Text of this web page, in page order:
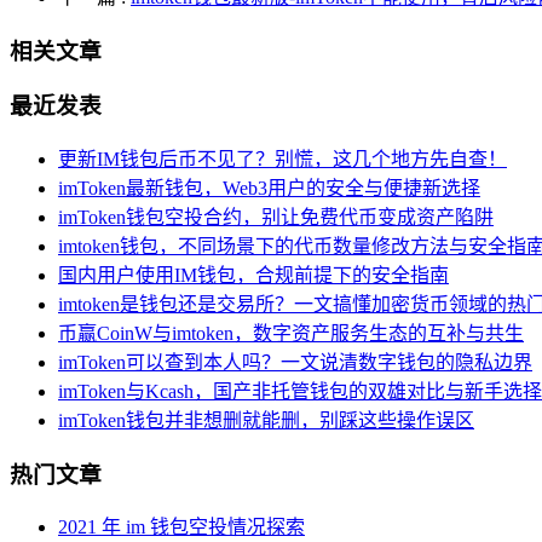
相关文章
最近发表
更新IM钱包后币不见了？别慌，这几个地方先自查！
imToken最新钱包，Web3用户的安全与便捷新选择
imToken钱包空投合约，别让免费代币变成资产陷阱
imtoken钱包，不同场景下的代币数量修改方法与安全指
国内用户使用IM钱包，合规前提下的安全指南
imtoken是钱包还是交易所？一文搞懂加密货币领域的热
币赢CoinW与imtoken，数字资产服务生态的互补与共生
imToken可以查到本人吗？一文说清数字钱包的隐私边界
imToken与Kcash，国产非托管钱包的双雄对比与新手选
imToken钱包并非想删就能删，别踩这些操作误区
热门文章
2021 年 im 钱包空投情况探索